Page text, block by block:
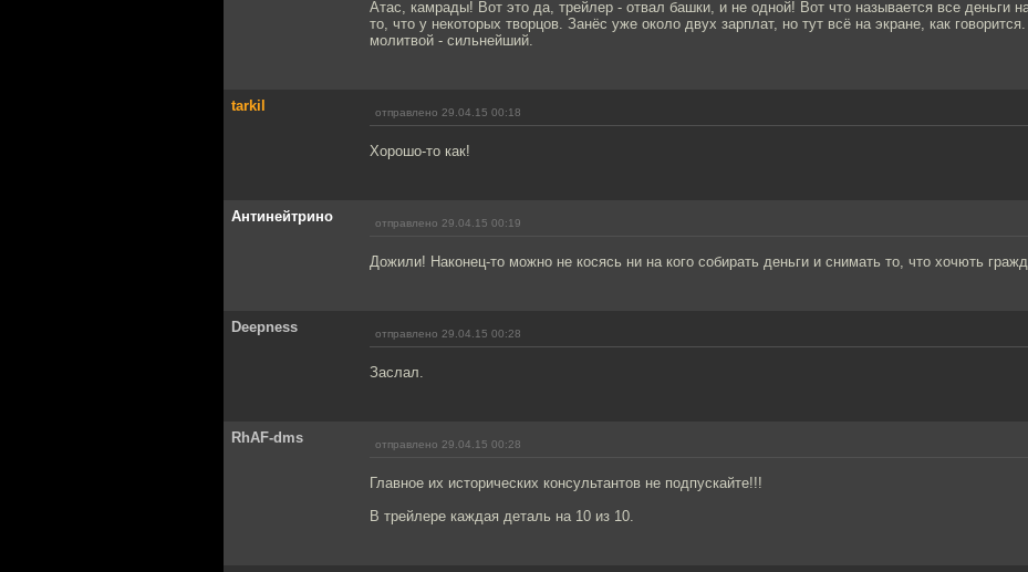
Атас, камрады! Вот это да, трейлер - отвал башки, и не одной! Вот что называется все деньги
то, что у некоторых творцов. Занёс уже около двух зарплат, но тут всё на экране, как
молитвой - сильнейший.
tarkil отправлено 29.04.15 00:18
Хорошо-то как!
Антинейтрино отправлено 29.04.15 00:19
Дожили! Наконец-то можно не косясь ни на кого собирать деньги и снимать то, что хочють
Deepness отправлено 29.04.15 00:28
Заслал.
RhAF-dms отправлено 29.04.15 00:28
Главное их исторических консультантов не подпускайте!!!
В трейлере каждая деталь на 10 из 10.